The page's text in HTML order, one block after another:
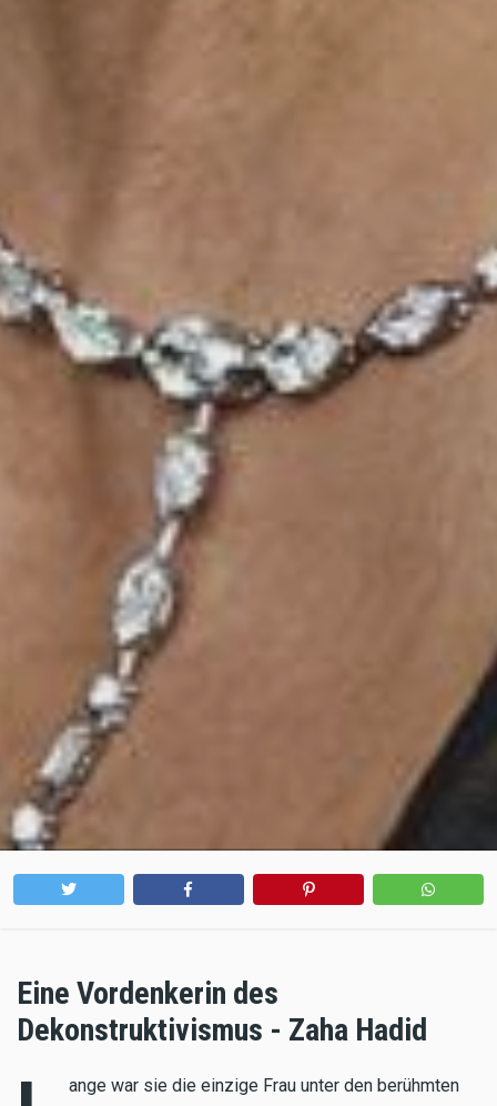
Eine Vordenkerin des
Dekonstruktivismus - Zaha Hadid
ange war sie die einzige Frau unter den berühmten